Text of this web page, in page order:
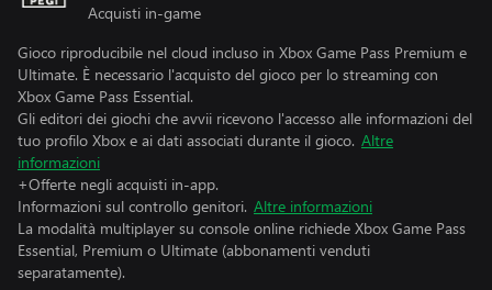
Acquisti in-game
Gioco riproducibile nel cloud incluso in Xbox Game Pass Premium e
Ultimate. È necessario l'acquisto del gioco per lo streaming con
Xbox Game Pass Essential.
Gli editori dei giochi che avvii ricevono l'accesso alle informazioni del
tuo profilo Xbox e ai dati associati durante il gioco. Altre
informazioni
+Offerte negli acquisti in-app.
Informazioni sul controllo genitori. Altre informazioni
La modalità multiplayer su console online richiede Xbox Game Pass
Essential, Premium o Ultimate (abbonamenti venduti
separatamente).